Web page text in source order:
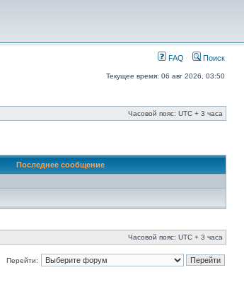
FAQ Поиск
Текущее время: 06 авг 2026, 03:50
Часовой пояс: UTC + 3 часа
Последнее сообщение
Часовой пояс: UTC + 3 часа
Перейти: